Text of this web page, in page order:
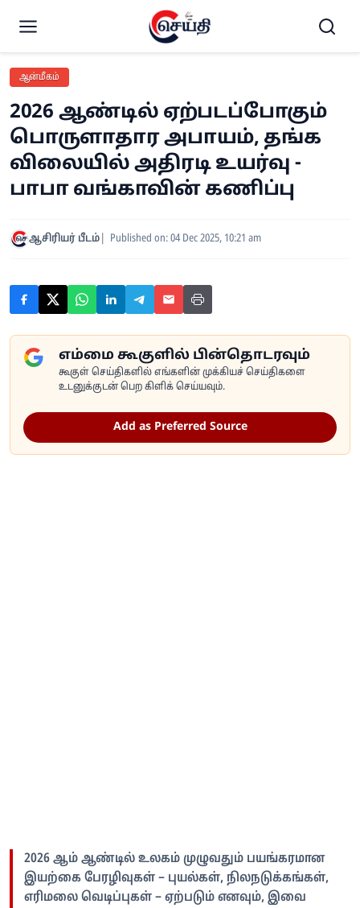
ஆன்மீகம்
2026 ஆண்டில் ஏற்படப்போகும்
பொருளாதார அபாயம், தங்க
விலையில் அதிரடி உயர்வு -
பாபா வங்காவின் கணிப்பு
ஆசிரியர் பீடம் Published on: 04 Dec 2025, 10:21 am
எம்மை கூகுளில் பின்தொடரவும்
கூகுள் செய்திகளில் எங்களின் முக்கியச் செய்திகளை
உடனுக்குடன் பெற கிளிக் செய்யவும்.
Add as Preferred Source
2026 ஆம் ஆண்டில் உலகம் முழுவதும் பயங்கரமான
இயற்கை பேரழிவுகள் – புயல்கள், நிலநடுக்கங்கள்,
எரிமலை வெடிப்புகள் – ஏற்படும் எனவும், இவை